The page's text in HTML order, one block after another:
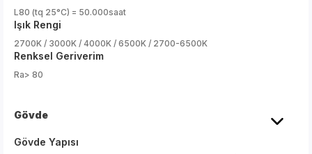
L80 (tq 25°C) = 50.000saat
Işık Rengi
2700K / 3000K / 4000K / 6500K / 2700-6500K
Renksel Geriverim
Ra> 80
Gövde
Gövde Yapısı